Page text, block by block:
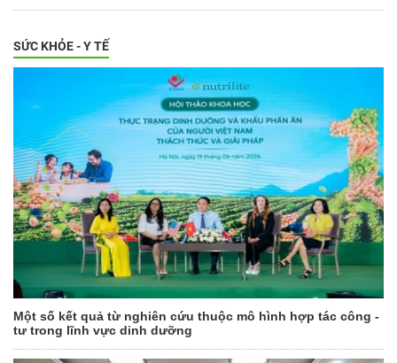
SỨC KHỎE - Y TẾ
Một số kết quả từ nghiên cứu thuộc mô hình hợp tác công -
tư trong lĩnh vực dinh dưỡng